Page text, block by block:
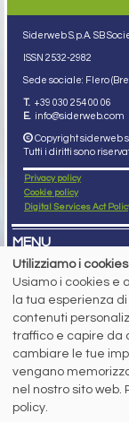
Siderweb S.p.A. SB
ISSN 2532-2982
Sede sociale: Flero
T. +39 030 254 00 06
E. info@siderweb.com
Copyright siderweb
Tutti i diritti sono
Privacy policy
Cookie policy
Digital Services Act
MENU
NEWS
PREZZI ITALIA
MERCATI
ABBONAMENTI
MADE IN STEEL
NEWSLETTER
Capitale Sociale:
Registro delle Imprese di
Codice Fiscale e Partita
Utilizziamo i
Usiamo i cookies e
la tua esperienza
contenuti
traffico e capire da
cambiare le tue
vengano
nel nostro sito web.
policy.